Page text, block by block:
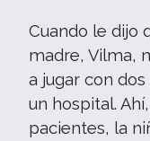
Cuando le dijo
madre, Vilma,
a jugar con
un hospital.
pacientes, la